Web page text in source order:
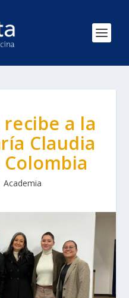
a la
Claudia
Academia